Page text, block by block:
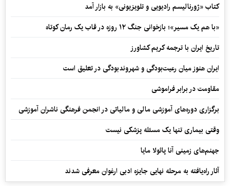
کتاب «ژورنالیسم رادیویی و تلویزیونی» به بازار آمد
«با هم یک مسیر»؛ بازخوانی جنگ ۱۲ روزه در قاب یک رمان کوتاه
تاریخ ایران با ترجمه کریم کشاورز
ایران هنوز میان رعیت‌بودگی و شهروندبودگی در تعلیق است
مقاومت در برابر فراموشی
برگزاری دوره‌های آموزشی مالی و مالیاتی در انجمن فرهنگی ناشران آموزشی
وقتی بیماری تنها یک مسئله پزشکی نیست
جهنم‌های زمینی آنا پائولا مایا
آثار راه‌یافته به مرحله نهایی جایزه ادبی ارغوان معرفی شدند